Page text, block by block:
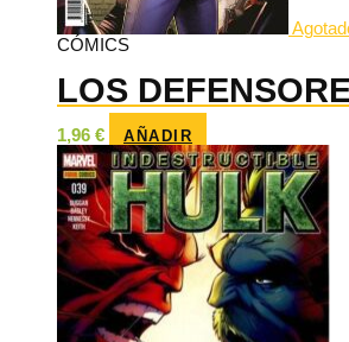
CÓMICS
LOS
1,96 € AÑADIR